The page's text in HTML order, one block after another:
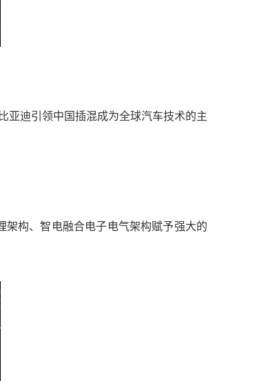
亚迪引领中国插混成为全球汽车技术的主
架构、智电融合电子电气架构赋予强大的